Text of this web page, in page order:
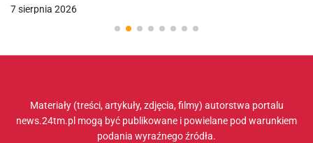
7 sierpnia 2026
Materiały (treści, artykuły, zdjęcia, filmy) autorstwa portalu
news.24tm.pl mogą być publikowane i powielane pod warunkiem
podania wyraźnego źródła.